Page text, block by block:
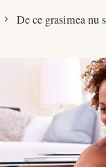
De ce grasimea nu